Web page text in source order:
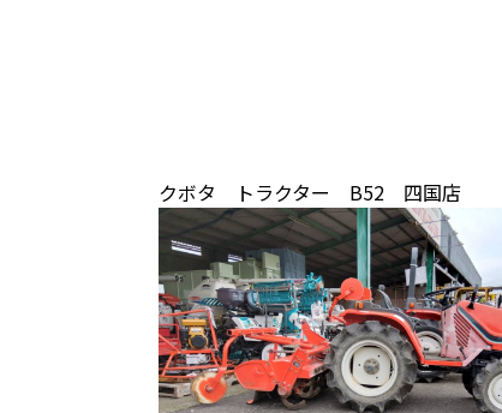
クボタ トラクター B52 四国店